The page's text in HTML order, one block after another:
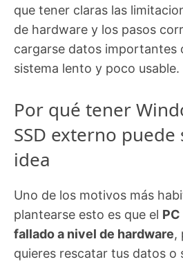
que tener claras las
de hardware y los pasos
cargarse datos importantes
sistema lento y poco usable.
Por qué tener
SSD externo
idea
Uno de los motivos más
plantearse esto es que el
fallado a nivel de hardware,
quieres rescatar tus datos o